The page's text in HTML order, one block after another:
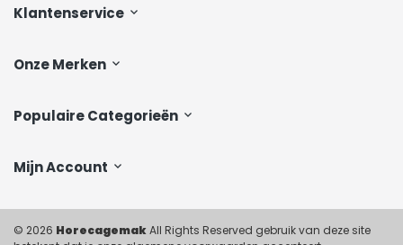
Klantenservice
Onze Merken
Populaire Categorieën
Mijn Account
© 2026 HorecagemakAll Rights Reserved gebruik van deze site